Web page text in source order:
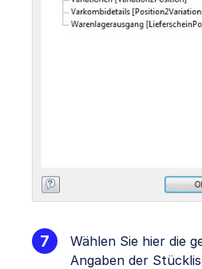
Wählen Sie hier die
Angaben der